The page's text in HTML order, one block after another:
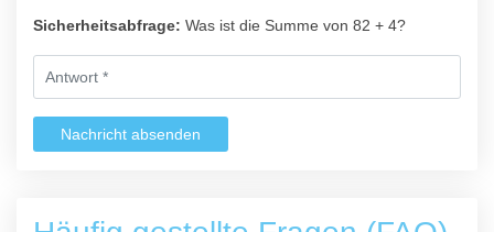
Sicherheitsabfrage: Was ist die Summe von 82 + 4?
Nachricht absenden